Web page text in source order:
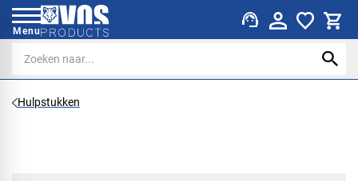
Menu support_agent
Hulpstukken